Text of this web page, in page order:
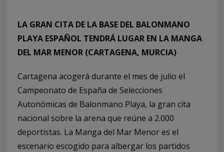
LA GRAN CITA DE LA BASE DEL BALONMANO
PLAYA ESPAÑOL TENDRÁ LUGAR EN LA MANGA
DEL MAR MENOR (CARTAGENA, MURCIA)
Cartagena acogerá durante el mes de julio el
Campeonato de España de Selecciones
Autonómicas de Balonmano Playa, la gran cita
nacional sobre la arena que reúne a 2.000
deportistas. La Manga del Mar Menor es el
escenario escogido para albergar los partidos